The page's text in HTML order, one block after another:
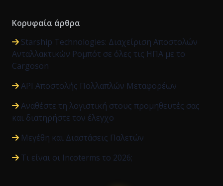
Κορυφαία άρθρα
Starship Technologies: Διαχείριση Αποστολών
Ανταλλακτικών Ρομπότ σε όλες τις ΗΠΑ με το
Cargoson
API Αποστολής Πολλαπλών Μεταφορέων
Αναθέστε τη λογιστική στους προμηθευτές σας
και διατηρήστε τον έλεγχο
Μεγέθη και Διαστάσεις Παλετών
Τι είναι οι Incoterms το 2026;